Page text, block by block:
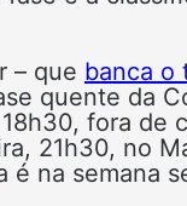
– que banca o
quente da
fora de
21h30, no
na semana